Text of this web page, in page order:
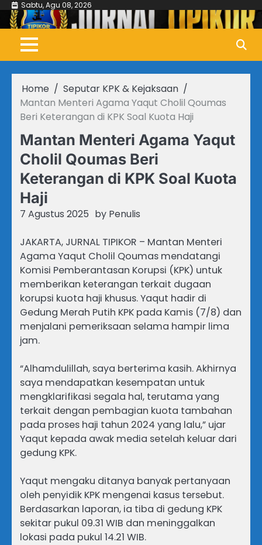
Skip
content
Sabtu, Agu 08, 2026
Home
Seputar KPK & Kejaksaan
Mantan Menteri Agama Yaqut Cholil Qoumas
Beri Keterangan di KPK Soal Kuota Haji
Mantan Menteri Agama Yaqut
Cholil Qoumas Beri
Keterangan di KPK Soal Kuota
Haji
7 Agustus 2025 by Penulis
JAKARTA, JURNAL TIPIKOR – Mantan Menteri
Agama Yaqut Cholil Qoumas mendatangi
Komisi Pemberantasan Korupsi (KPK) untuk
memberikan keterangan terkait dugaan
korupsi kuota haji khusus. Yaqut hadir di
Gedung Merah Putih KPK pada Kamis (7/8) dan
menjalani pemeriksaan selama hampir lima
jam.
“Alhamdulillah, saya berterima kasih. Akhirnya
saya mendapatkan kesempatan untuk
mengklarifikasi segala hal, terutama yang
terkait dengan pembagian kuota tambahan
pada proses haji tahun 2024 yang lalu,” ujar
Yaqut kepada awak media setelah keluar dari
gedung KPK.
Yaqut mengaku ditanya banyak pertanyaan
oleh penyidik KPK mengenai kasus tersebut.
Berdasarkan laporan, ia tiba di gedung KPK
sekitar pukul 09.31 WIB dan meninggalkan
lokasi pada pukul 14.21 WIB.